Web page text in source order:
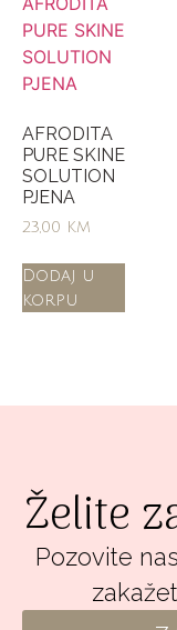
AFRODITA
PURE SKINE
SOLUTION
PJENA
23,00 KM
Dodaj u
korpu
Želite
Pozovite